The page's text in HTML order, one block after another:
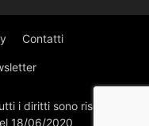
Contatti
i diritti sono riservati |
18/06/2020